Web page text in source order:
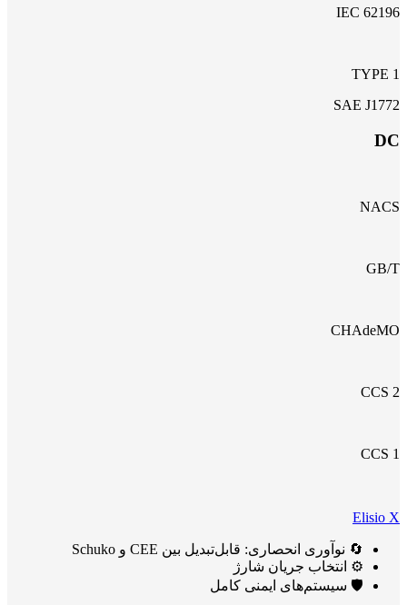
IEC 62196
TYPE 1
SAE J1772
DC
NACS
GB/T
CHAdeMO
CCS 2
CCS 1
Elisio X
🔄 نوآوری انحصاری: قابل‌تبدیل بین CEE و Schuko
⚙️ انتخاب جریان شارژ
🛡️ سیستم‌های ایمنی کامل